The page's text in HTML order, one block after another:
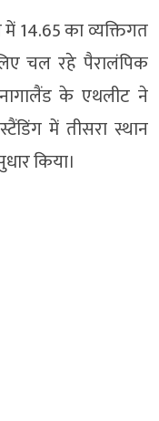
14.65 का व्यक्तिगत
चल रहे पैरालंपिक
के एथलीट ने
में तीसरा स्थान
किया।